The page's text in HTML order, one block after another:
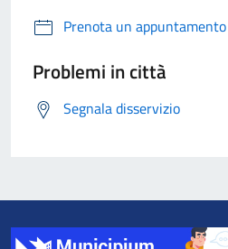
Prenota un appuntamento
Problemi in città
Segnala disservizio